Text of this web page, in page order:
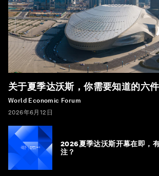
关于夏季达沃斯，你需要知道的六
World Economic Forum
2026年6月12日
2026夏季达沃斯开幕在即，
注？